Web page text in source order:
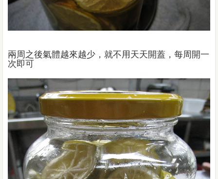
兩周之後氣體越來越少，就不用天天開蓋，每周開一
次即可